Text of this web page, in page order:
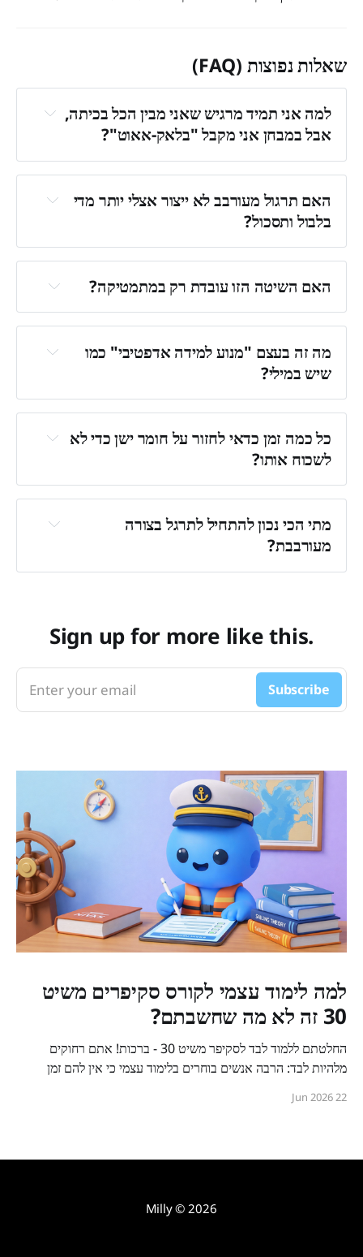
שאלות נפוצות (FAQ)
אבל במבחן אני מקבל "בלאק-אאוט"?
חוסר אימון בזיהוי סוג
הבעיה
בלבול ותסכול?
חוקרים קוראים לזה "קשיים רצויים"
האם השיטה הזו עובדת רק במתמטיקה?
ממש לא.
שיש במילי?
שלומד את קצב ההתקדמות שלך
לשכוח אותו?
עושה את החישוב הזה אוטומטית
מעורבבת?
מיד אחרי שלומדים את הבסיס.
Sign up for more like this.
Enter your email Subscribe
למה לימוד עצמי לקורס סקיפרים משיט
30 זה לא מה שחשבתם?
החלטתם ללמוד לבד לסקיפר משיט 30 - ברכות! אתם רחוקים
מלהיות לבד: הרבה אנשים בוחרים בלימוד עצמי כי אין להם זמן
רואים סיבה לשלם על תיאוריה כשכבר שילמו (או עומדים לשלם)
22 Jun 2026
Milly© 2026